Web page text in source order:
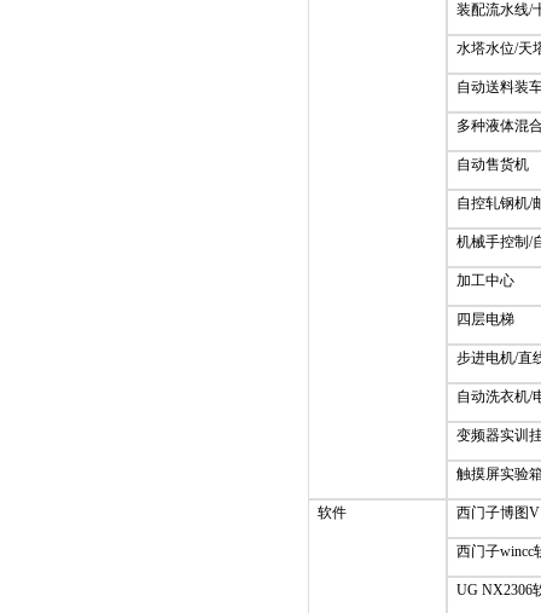
装配流水线/
水塔水位/天
自动送料装
多种液体混
自动售货机
自控轧钢机/
机械手控制/
加工中心
四层电梯
步进电机/直
自动洗衣机/
变频器实训
触摸屏实验
软件 西门子博图
西门子wincc
UG NX2306